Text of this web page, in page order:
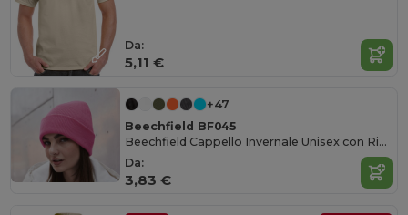
Da:
5,11 €
+47
Beechfield BF045
Beechfield Cappello Invernale Unisex con Risvolto Termico
Da:
3,83 €